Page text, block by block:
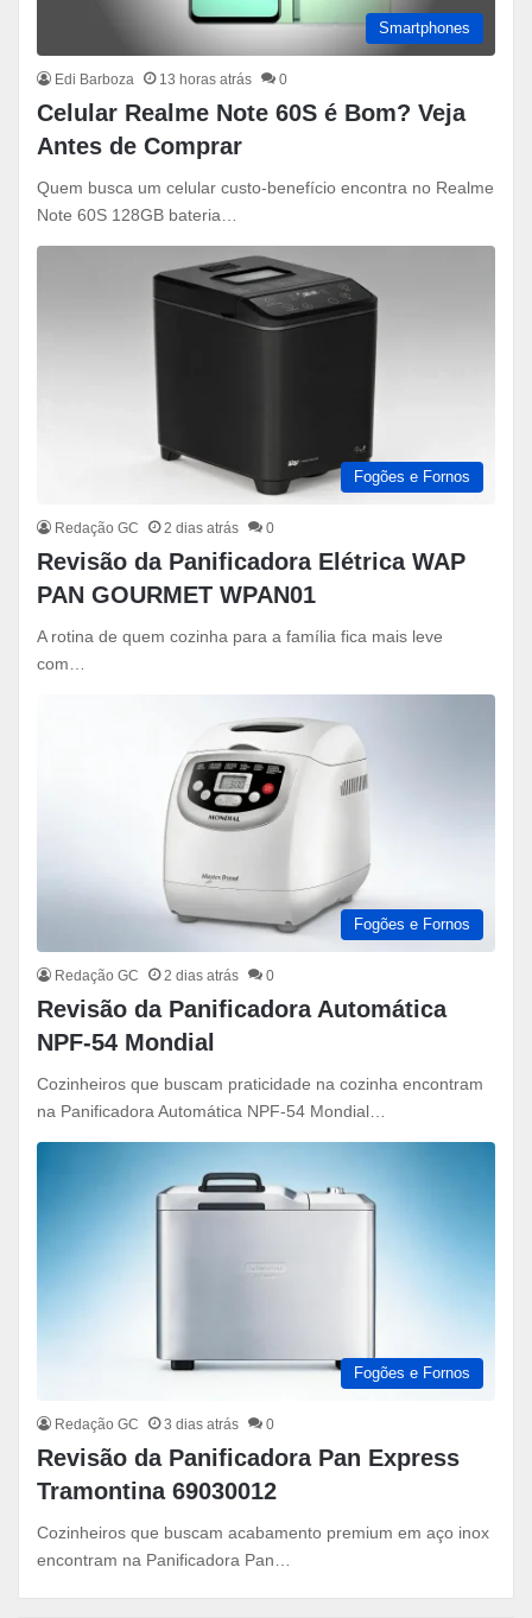
Smartphones
Edi Barboza 13 horas atrás 0
Celular Realme Note 60S é Bom? Veja
Antes de Comprar
Quem busca um celular custo-benefício encontra no Realme
Note 60S 128GB bateria…
Fogões e Fornos
Redação GC 2 dias atrás 0
Revisão da Panificadora Elétrica WAP
PAN GOURMET WPAN01
A rotina de quem cozinha para a família fica mais leve
com…
Fogões e Fornos
Redação GC 2 dias atrás 0
Revisão da Panificadora Automática
NPF-54 Mondial
Cozinheiros que buscam praticidade na cozinha encontram
na Panificadora Automática NPF-54 Mondial…
Fogões e Fornos
Redação GC 3 dias atrás 0
Revisão da Panificadora Pan Express
Tramontina 69030012
Cozinheiros que buscam acabamento premium em aço inox
encontram na Panificadora Pan…